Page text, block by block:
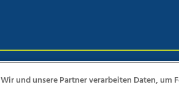
AGB Anzeigekunden AGB Website
Wir und unsere Partner verarbeiten Daten, um